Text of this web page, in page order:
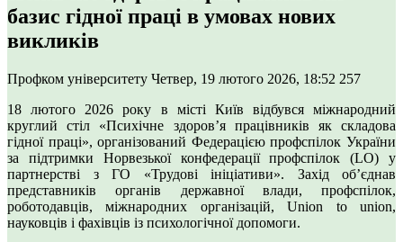
базис гідної праці в умовах нових
викликів
Профком університету Четвер, 19 лютого 2026, 18:52 257
18 лютого 2026 року в місті Київ відбувся міжнародний
круглий стіл «Психічне здоров’я працівників як складова
гідної праці», організований Федерацією профспілок України
за підтримки Норвезької конфедерації профспілок (LO) у
партнерстві з ГО «Трудові ініціативи». Захід об’єднав
представників органів державної влади, профспілок,
роботодавців, міжнародних організацій, Union to union,
науковців і фахівців із психологічної допомоги.